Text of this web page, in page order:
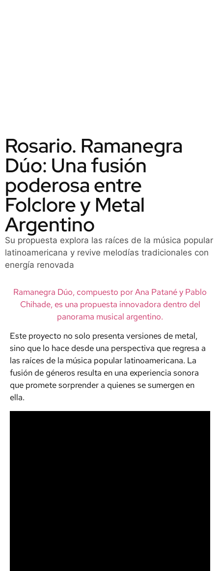
Rosario. Ramanegra
Dúo: Una fusión
poderosa entre
Folclore y Metal
Argentino
Su propuesta explora las raíces de la música popular
latinoamericana y revive melodías tradicionales con
energía renovada
Ramanegra Dúo, compuesto por Ana Patané y Pablo
Chihade, es una propuesta innovadora dentro del
panorama musical argentino.
Este proyecto no solo presenta versiones de metal,
sino que lo hace desde una perspectiva que regresa a
las raíces de la música popular latinoamericana. La
fusión de géneros resulta en una experiencia sonora
que promete sorprender a quienes se sumergen en
ella.